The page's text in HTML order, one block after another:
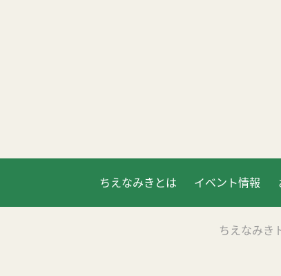
ちえなみきとは イベント情報
ちえなみき